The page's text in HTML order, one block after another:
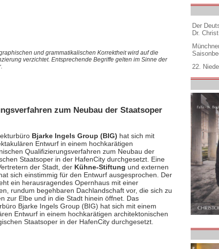
und grammatikalischen Korrektheit wird auf die
verzichtet. Entsprechende Begriffe gelten im Sinne der
zum Neubau der Staatsoper
Bjarke Ingels Group (BIG) hat sich mit
Entwurf in einem hochkarätigen
Qualifizierungsverfahren zum Neubau der
Staatsoper in der HafenCity durchgesetzt. Eine
der Stadt, der Kühne-Stiftung und externen
sich einstimmig für den Entwurf ausgesprochen. Der
ein herausragendes Opernhaus mit einer
rundum begehbaren Dachlandschaft vor, die sich zu
zur Elbe und in die Stadt hinein öffnet. Das
Bjarke Ingels Group (BIG) hat sich mit einem
Entwurf in einem hochkarätigen architektonischen
Staatsoper in der HafenCity durchgesetzt.
Der
Dr.
22.